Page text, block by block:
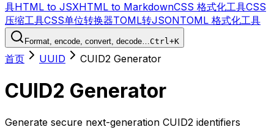
具HTML to JSXHTML to MarkdownCSS 格式化工具CSS
压缩工具CSS单位转换器TOML转JSONTOML 格式化工具
Format, encode, convert, decode…Ctrl+K
首页 UUID CUID2 Generator
CUID2 Generator
Generate secure next-generation CUID2 identifiers